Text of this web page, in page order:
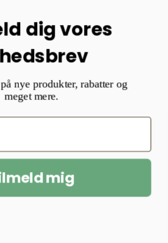
dig vores
nye produkter, rabatter og
meget mere.
mig